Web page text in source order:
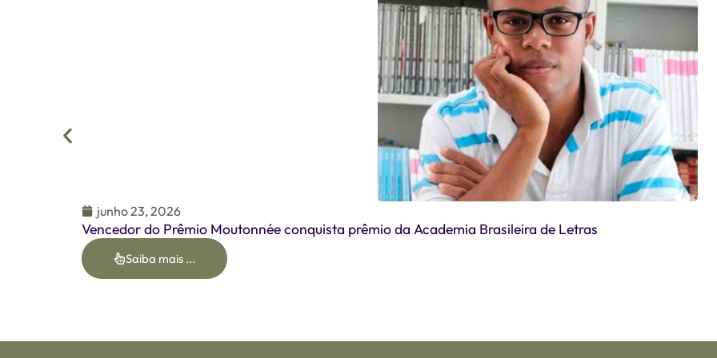
junho 23, 2026
Vencedor do Prêmio Moutonnée conquista prêmio da Academia Brasileira de Letras
Saiba mais ...